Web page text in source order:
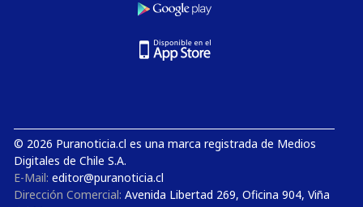
© 2026 Puranoticia.cl es una marca registrada de Medios
Digitales de Chile S.A.
E-Mail: editor@puranoticia.cl
Dirección Comercial: Avenida Libertad 269, Oficina 904, Viña